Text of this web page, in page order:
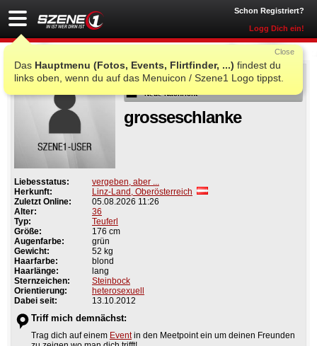
Schon Registriert?
Logg Dich ein!
Das Hauptmenu (Fotos, Events, Flirtfinder, ...) findest du
links oben, wenn du auf das Menuicon / Szene1 Logo tippst.
Close
Als Freund
Neue Nachricht
grosseschlanke
Liebesstatus:
vergeben, aber ...
Herkunft:
Linz-Land, Oberösterreich
Zuletzt Online:
05.08.2026 11:26
Alter:
36
Typ:
Teuferl
Größe:
176 cm
Augenfarbe:
grün
Gewicht:
52 kg
Haarfarbe:
blond
Haarlänge:
lang
Sternzeichen:
Steinbock
Orientierung:
heterosexuell
Dabei seit:
13.10.2012
Triff mich demnächst:
Trag dich auf einem Eventin den Meetpoint ein um deinen Freunden